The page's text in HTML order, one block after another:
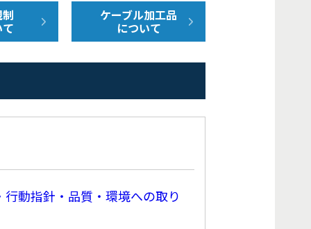
ケーブル加工品
について
動指針・品質・環境への取り